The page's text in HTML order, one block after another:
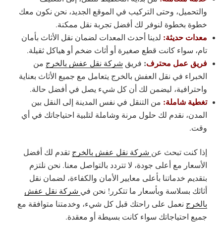
والتحميل، وحتى التركيب في الموقع الجديد، نحن نكون معك
خطوة بخطوة لنوفر لك أفضل تجربة نقل ممكنة.
معدات حديثة: لدينا أحدث المعدات لضمان نقل الأثاث بأمان
تام، سواء كانت قطع صغيرة أو أثاث ضخم أو هياكل ثقيلة.
فريق عمل محترف: فريق شركة نقل عفش بالخرج من
الخبراء في نقل العفش بالخرج يتعامل مع جميع الأثاث بعناية
واحترافية، ليضمن لك أن كل شيء يصل في أفضل حالة.
تغطية شاملة: من التنقل في نفس المدينة إلى النقل بين
المدن، نقدم لك حلول مرنة وشاملة لتلبية احتياجاتك في أي
وقت.
إذا كنت تبحث عن شركة نقل عفش بالخرج تقدم لك أفضل
الأسعار مع أعلى جودة، لا تتردد بالتواصل معنا. نحن نلتزم
بتقديم خدماتنا بأعلى معايير الأمان والكفاءة، لضمان نقل
أثاثك بسلاسة وبأسعار ما تتكرر! نحن في شركة نقل عفش
بالخرج نعمل على راحتك قبل كل شيء، وخدمتنا متوافقة مع
جميع احتياجاتك سواء كانت بسيطة أو معقدة.